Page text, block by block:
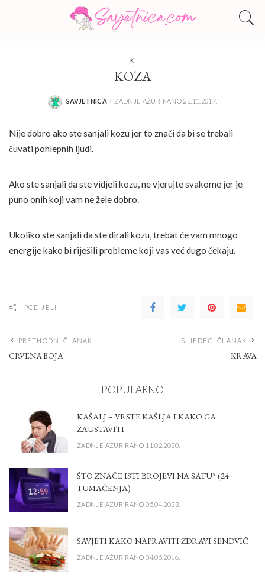
K
KOZA
POSTED
SAVJETNICA ZADNJE AŽURIRANO 23.11.2017.
Nije dobro ako ste sanjali kozu jer to znači da bi se trebali
čuvati pohlepnih ljudi.
Ako ste sanjali da ste vidjeli kozu, ne vjerujte svakome jer je
puno onih koji vam ne žele dobro.
Ukoliko ste sanjali da ste dirali kozu, trebat će vam mnogo
energije kako bi riješili probleme koji vas već dugo čekaju.
PODIJELI
PRETHODNI ČLANAK
CRVENA BOJA
SLJEDEĆI ČLANAK
KRAVA
POPULARNO
KAŠALJ – VRSTE KAŠLJA I KAKO GA
ZAUSTAVITI
ZADNJE AŽURIRANO 11.02.2020.
ŠTO ZNAČE ISTI BROJEVI NA SATU? (24
TUMAČENJA)
ZADNJE AŽURIRANO 05.04.2023.
SAVJETI KAKO NAPRAVITI ZDRAVI SENDVIČ
ZADNJE AŽURIRANO 04.05.2016.